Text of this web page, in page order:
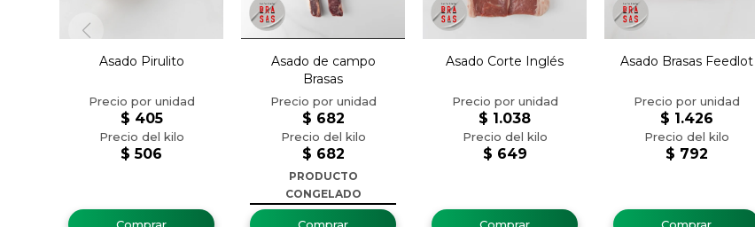
Asado Pirulito
$ 506
$ 405
Asado de campo
Brasas
$ 682
$ 682
PRODUCTO
CONGELADO
Asado Corte Inglés
$ 649
$ 1.038
Asado Brasas Feedlot
$ 792
$ 1.426